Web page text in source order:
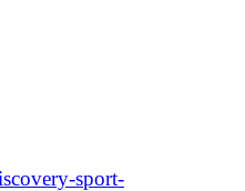
sport-